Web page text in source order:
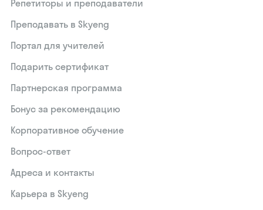
Репетиторы и преподаватели
Преподавать в Skyeng
Портал для учителей
Подарить сертификат
Партнерская программа
Бонус за рекомендацию
Корпоративное обучение
Вопрос-ответ
Адреса и контакты
Карьера в Skyeng